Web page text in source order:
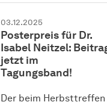
03.12.2025
Posterpreis für Dr.
Isabel Neitzel:
jetzt im
Tagungsband!
Der beim Herbsttreffen